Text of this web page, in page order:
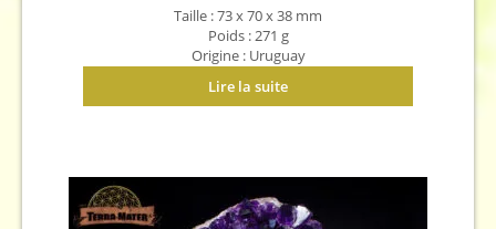
Taille : 73 x 70 x 38 mm
Poids : 271 g
Origine : Uruguay
Lire la suite